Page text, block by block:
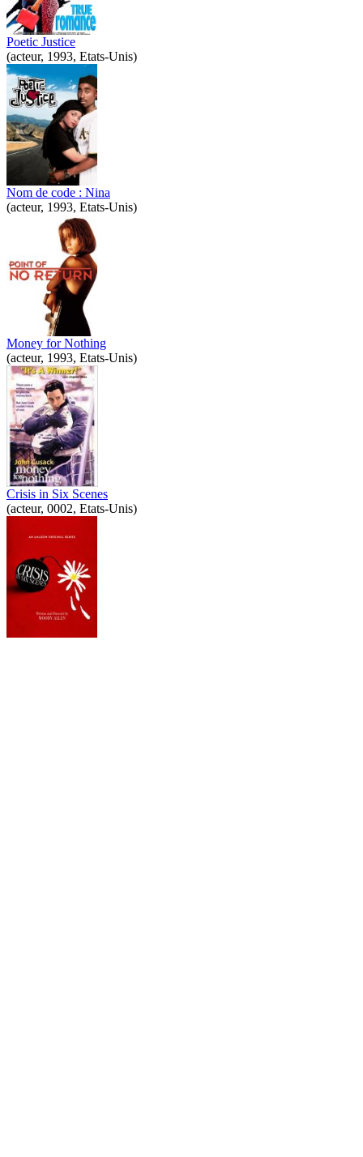
Poetic Justice
(acteur, 1993, Etats-Unis)
Nom de code : Nina
(acteur, 1993, Etats-Unis)
Money for Nothing
(acteur, 1993, Etats-Unis)
Crisis in Six Scenes
(acteur, 0002, Etats-Unis)